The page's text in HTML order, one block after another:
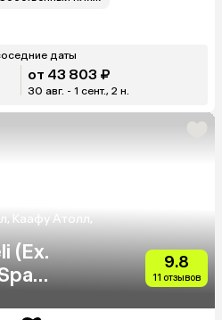
даты
от 43 803 ₽
30 авг. - 1 сент., 2 н.
Каафу Атолл,
(Ex.
9.8
11 отзывов